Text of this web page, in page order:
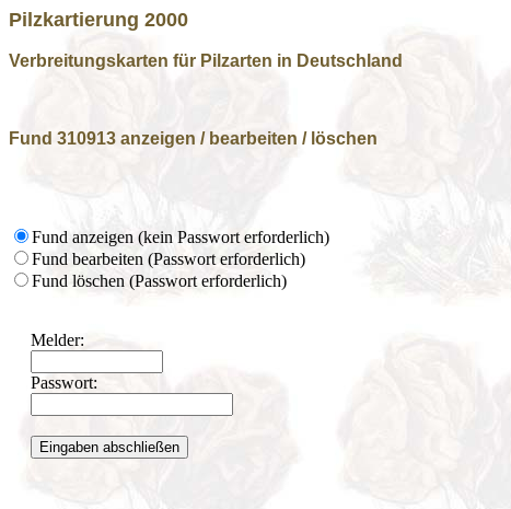
Pilzkartierung 2000
Verbreitungskarten für Pilzarten in Deutschland
Fund 310913 anzeigen / bearbeiten / löschen
Fund anzeigen (kein Passwort erforderlich)
Fund bearbeiten (Passwort erforderlich)
Fund löschen (Passwort erforderlich)
Melder:
Passwort: